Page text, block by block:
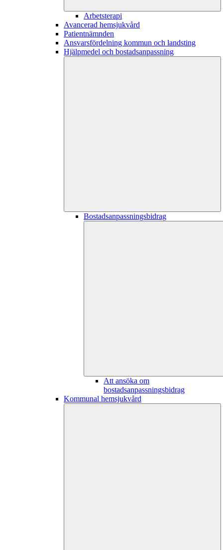
Arbetsterapi
Avancerad hemsjukvård
Patientnämnden
Ansvarsfördelning kommun och landsting
Hjälpmedel och bostadsanpassning
Bostadsanpassningsbidrag
Att ansöka om
bostadsanpassningsbidrag
Kommunal hemsjukvård